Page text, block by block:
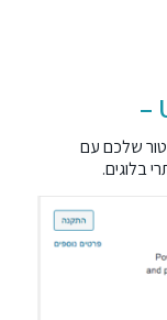
שלכם עם
בלוגים.